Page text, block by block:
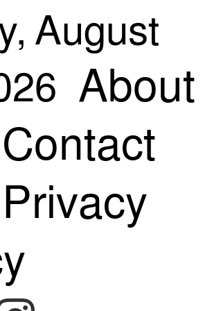
August
About
Contact
Privacy